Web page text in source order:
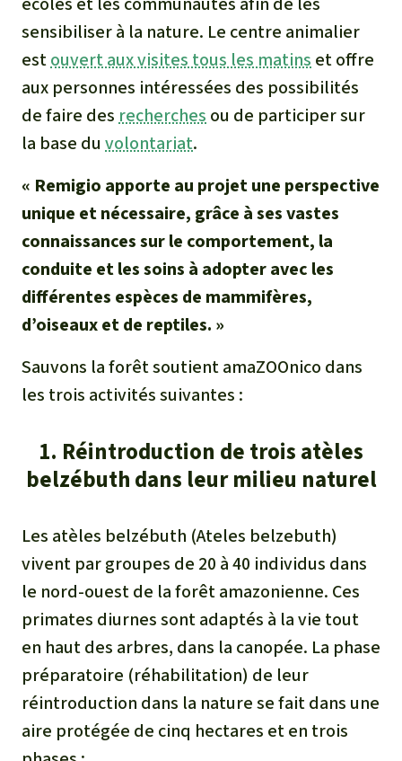
sensibiliser à la nature. Le centre animalier
estouvert aux visites tous les matins et offre
aux personnes intéressées des possibilités
de faire des recherches ou de participer sur
la base du volontariat.
« Remigio apporte au projet une perspective
unique et nécessaire, grâce à ses vastes
connaissances sur le comportement, la
conduite et les soins à adopter avec les
différentes espèces de mammifères,
d’oiseaux et de reptiles. »
Sauvons la forêt soutient amaZOOnico dans
les trois activités suivantes :
1. Réintroduction de trois atèles
belzébuth dans leur milieu naturel
Les atèles belzébuth (Ateles belzebuth)
vivent par groupes de 20 à 40 individus dans
le nord-ouest de la forêt amazonienne. Ces
primates diurnes sont adaptés à la vie tout
en haut des arbres, dans la canopée. La phase
préparatoire (réhabilitation) de leur
réintroduction dans la nature se fait dans une
aire protégée de cinq hectares et en trois